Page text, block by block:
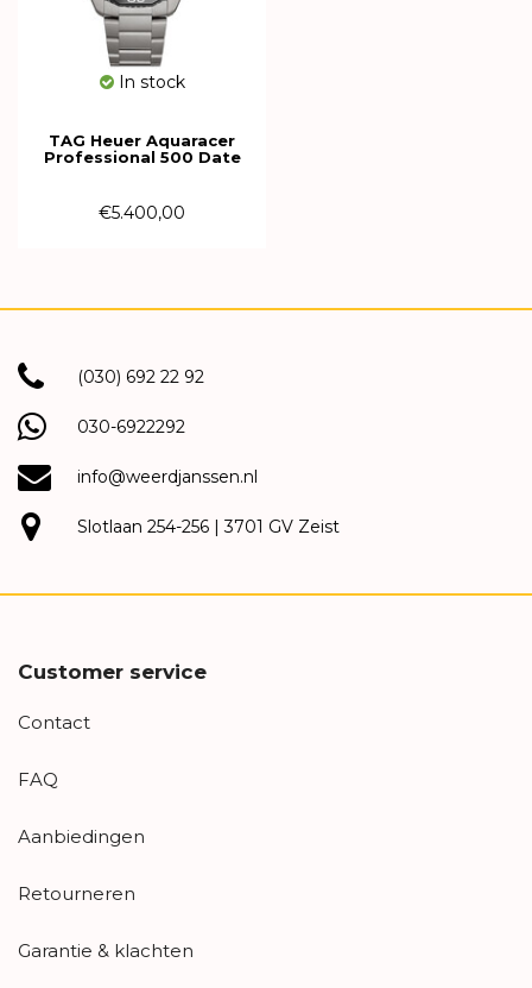
In stock
TAG Heuer Aquaracer
Professional 500 Date
€5.400,00
(030) 692 22 92
030-6922292
info@weerdjanssen.nl
Slotlaan 254-256 | 3701 GV Zeist
Customer service
Contact
FAQ
Aanbiedingen
Retourneren
Garantie & klachten